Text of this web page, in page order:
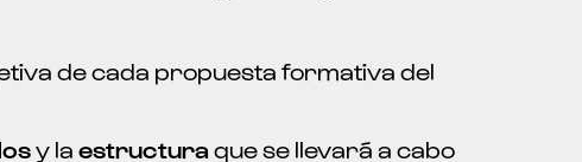
de cada propuesta formativa del
y laestructura que se llevará a cabo